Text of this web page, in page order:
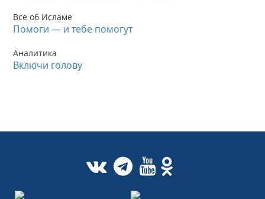
Все об Исламе
Помоги — и тебе помогут
Аналитика
Включи голову